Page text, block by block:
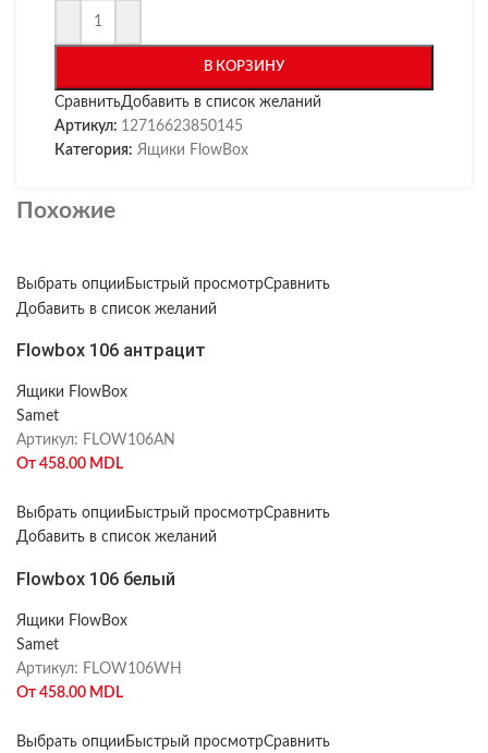
В КОРЗИНУ
СравнитьДобавить в список желаний
Артикул: 12716623850145
Категория: Ящики FlowBox
Похожие
Выбрать опции Быстрый просмотрСравнить
Добавить в список желаний
Flowbox 106 антрацит
Ящики FlowBox
Samet
Артикул: FLOW106AN
От 458.00 MDL
Выбрать опции Быстрый просмотрСравнить
Добавить в список желаний
Flowbox 106 белый
Ящики FlowBox
Samet
Артикул: FLOW106WH
От 458.00 MDL
Выбрать опции Быстрый просмотрСравнить